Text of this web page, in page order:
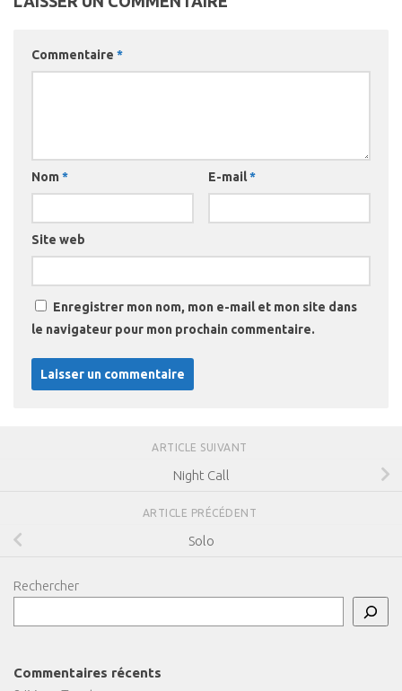
Commentaire *
Nom * E-mail*
Site web
Enregistrer mon nom, mon e-mail et mon site dans
le navigateur pour mon prochain commentaire.
ARTICLE SUIVANT
Night Call
ARTICLE PRÉCÉDENT
Solo
Rechercher
Commentaires récents